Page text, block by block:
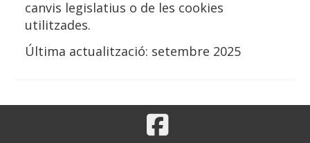
canvis legislatius o de les cookies
utilitzades.
Última actualització: setembre 2025